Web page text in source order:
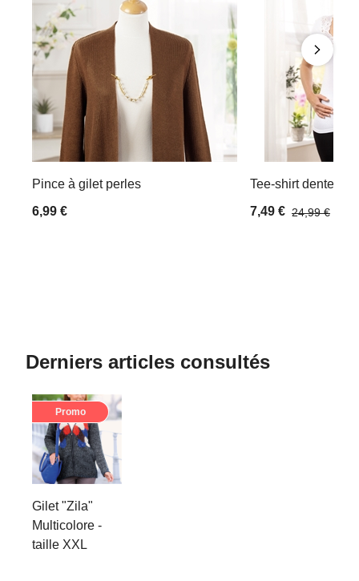
Pince à gilet perles
6,99 €
Tee-shirt dentelle
7,49 € 24,99 €
Derniers articles consultés
Promo
Gilet "Zila"
Multicolore -
taille XXL